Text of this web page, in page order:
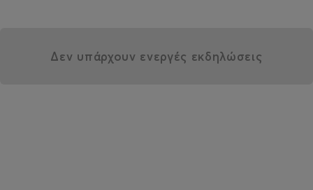
Δεν υπάρχουν ενεργές εκδηλώσεις